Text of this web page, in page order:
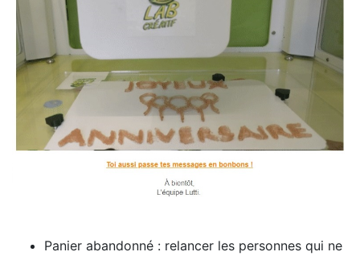
Panier abandonné : relancer les personnes qui ne